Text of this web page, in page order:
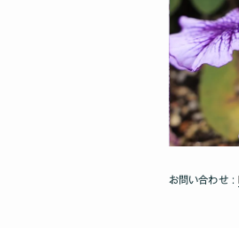
お問い合わせ :